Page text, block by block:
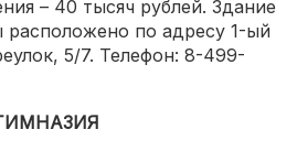
– 40 тысяч рублей. Здание
по адресу 1-ый
5/7. Телефон: 8-499-